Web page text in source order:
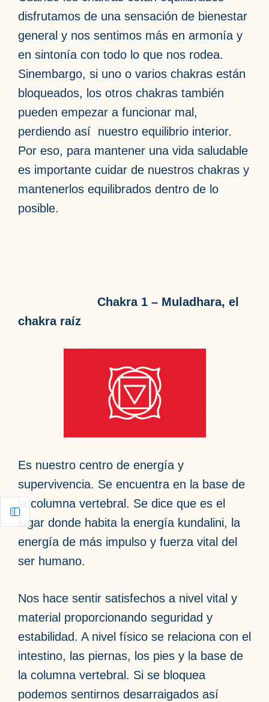
disfrutamos de una sensación de bienestar
general y nos sentimos más en armonía y
en sintonía con todo lo que nos rodea.
Sinembargo, si uno o varios chakras están
bloqueados, los otros chakras también
pueden empezar a funcionar mal,
perdiendo así nuestro equilibrio interior.
Por eso, para mantener una vida saludable
es importante cuidar de nuestros chakras y
mantenerlos equilibrados dentro de lo
posible.
Chakra 1 – Muladhara, el
chakra raíz
Es nuestro centro de energía y
supervivencia. Se encuentra en la base de
la columna vertebral. Se dice que es el
lugar donde habita la energía kundalini, la
energía de más impulso y fuerza vital del
ser humano.
Nos hace sentir satisfechos a nivel vital y
material proporcionando seguridad y
estabilidad. A nivel físico se relaciona con el
intestino, las piernas, los pies y la base de
la columna vertebral. Si se bloquea
podemos sentirnos desarraigados así